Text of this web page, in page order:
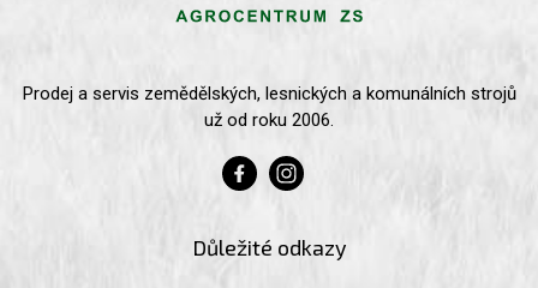
Prodej a servis zemědělských, lesnických a komunálních strojů
už od roku 2006.
Důležité odkazy